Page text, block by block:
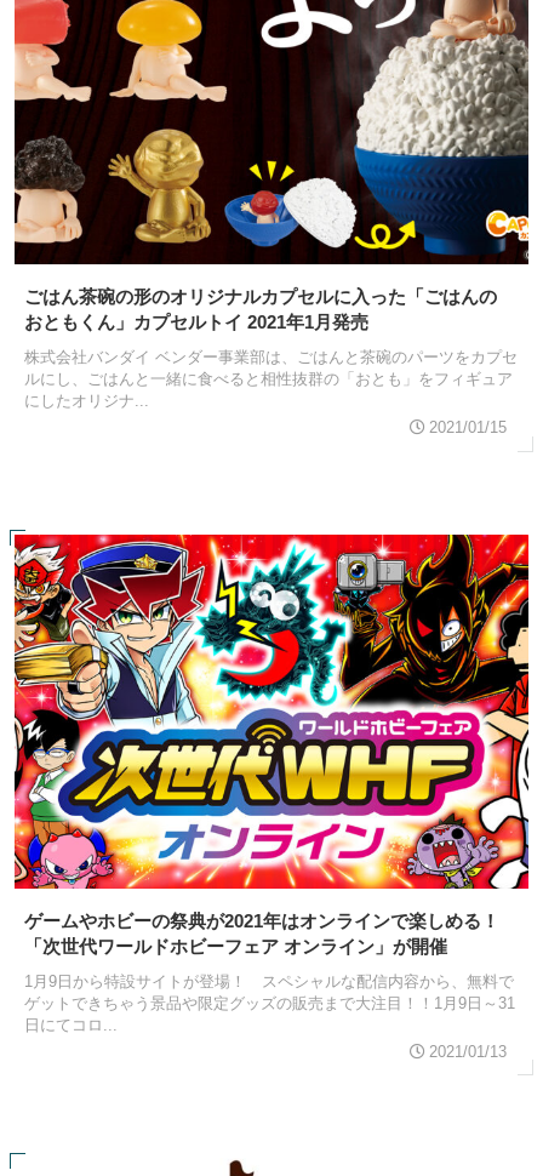
ごはん茶碗の形のオリジナルカプセルに入った「ごはんの
おともくん」カプセルトイ 2021年1月発売
株式会社バンダイ ベンダー事業部は、ごはんと茶碗のパーツをカプセ
ルにし、ごはんと一緒に食べると相性抜群の「おとも」をフィギュア
にしたオリジナ...
2021/01/15
ゲームやホビーの祭典が2021年はオンラインで楽しめる！
「次世代ワールドホビーフェア オンライン」が開催
1月9日から特設サイトが登場！ スペシャルな配信内容から、無料で
ゲットできちゃう景品や限定グッズの販売まで大注目！！1月9日～31
日にてコロ...
2021/01/13